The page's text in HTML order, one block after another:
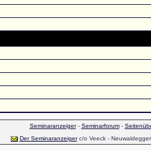
Seminaranzeiger- Seminarforum-
Der Seminaranzeigerc/o Veeck -